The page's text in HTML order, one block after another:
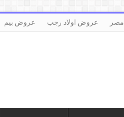
عروض اولاد رجب عروض بيم